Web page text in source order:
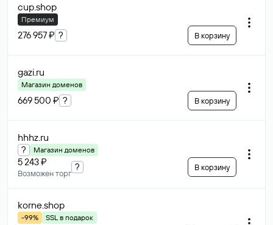
cup.shop
Премиум
276 957 ₽ ? В корзину
gazi.ru
Магазин доменов
669 500 ₽ ? В корзину
hhhz.ru
? Магазин доменов
5 243 ₽
Возможен торг
? В корзину
korne.shop
-99%
SSL в подарок